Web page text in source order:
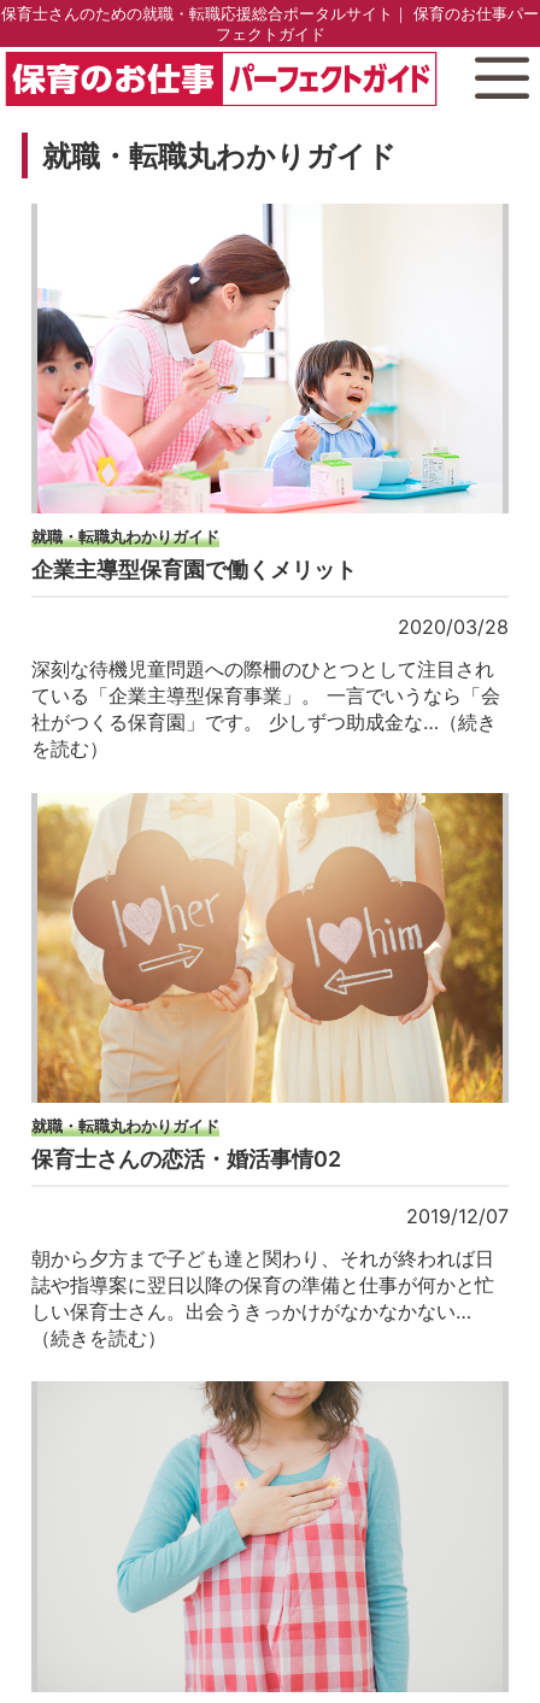
保育士さんのための就職・転職応援総合ポータルサイト｜ 保育のお仕事パー
フェクトガイド
就職・転職丸わかりガイド
就職・転職丸わかりガイド
企業主導型保育園で働くメリット
2020/03/28
深刻な待機児童問題への際柵のひとつとして注目され
ている「企業主導型保育事業」。 一言でいうなら「会
社がつくる保育園」です。 少しずつ助成金な…（続き
を読む）
就職・転職丸わかりガイド
保育士さんの恋活・婚活事情02
2019/12/07
朝から夕方まで子ども達と関わり、それが終われば日
誌や指導案に翌日以降の保育の準備と仕事が何かと忙
しい保育士さん。出会うきっかけがなかなかない…
（続きを読む）